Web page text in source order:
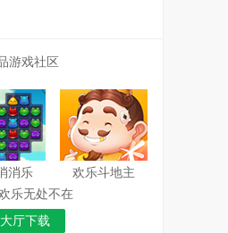
游戏社区
消乐
欢乐斗地主
乐无处不在
厅下载